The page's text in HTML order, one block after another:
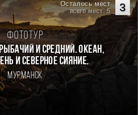
3
Осталось мест
всего мест: 5
Фототур
и Средний. Океан,
и северное сияние.
Мурманск